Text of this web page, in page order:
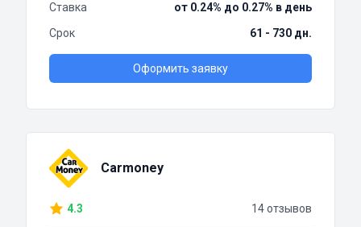
Ставка
от 0.24% до 0.27% в день
Срок
61 - 730 дн.
Оформить заявку
Carmoney
4.3 14 отзывов